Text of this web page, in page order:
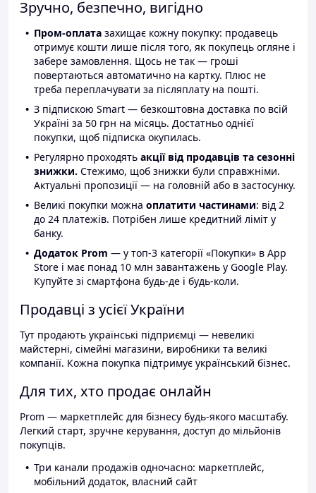
Зручно, безпечно, вигідно
Пром-оплата захищає кожну покупку: продавець
отримує кошти лише після того, як покупець огляне і
забере замовлення. Щось не так — гроші
повертаються автоматично на картку. Плюс не
треба переплачувати за післяплату на пошті.
З підпискою Smart — безкоштовна доставка по всій
Україні за 50 грн на місяць. Достатньо однієї
покупки, щоб підписка окупилась.
Регулярно проходять акції від продавців та сезонні
знижки. Стежимо, щоб знижки були справжніми.
Актуальні пропозиції — на головній або в застосунку.
Великі покупки можна оплатити частинами: від 2
до 24 платежів. Потрібен лише кредитний ліміт у
банку.
Додаток Prom — у топ-3 категорії «Покупки» в App
Store і має понад 10 млн завантажень у Google Play.
Купуйте зі смартфона будь-де і будь-коли.
Продавці з усієї України
Тут продають українські підприємці — невеликі
майстерні, сімейні магазини, виробники та великі
компанії. Кожна покупка підтримує український бізнес.
Для тих, хто продає онлайн
Prom — маркетплейс для бізнесу будь-якого масштабу.
Легкий старт, зручне керування, доступ до мільйонів
покупців.
Три канали продажів одночасно: маркетплейс,
мобільний додаток, власний сайт